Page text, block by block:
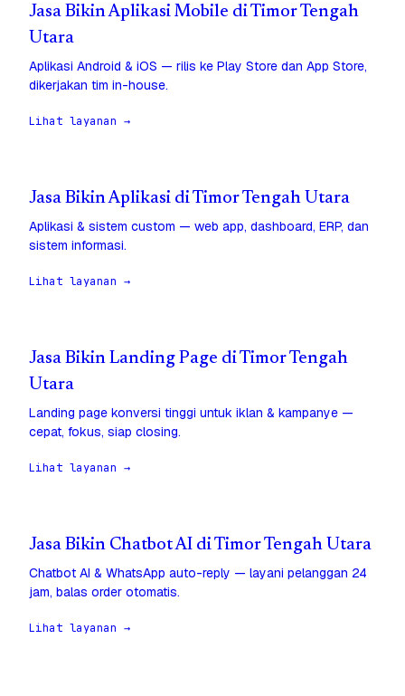
Jasa Bikin Aplikasi Mobile di Timor Tengah
Utara
Aplikasi Android & iOS — rilis ke Play Store dan App Store,
dikerjakan tim in-house.
Lihat layanan →
Jasa Bikin Aplikasi di Timor Tengah Utara
Aplikasi & sistem custom — web app, dashboard, ERP, dan
sistem informasi.
Lihat layanan →
Jasa Bikin Landing Page di Timor Tengah
Utara
Landing page konversi tinggi untuk iklan & kampanye —
cepat, fokus, siap closing.
Lihat layanan →
Jasa Bikin Chatbot AI di Timor Tengah Utara
Chatbot AI & WhatsApp auto-reply — layani pelanggan 24
jam, balas order otomatis.
Lihat layanan →